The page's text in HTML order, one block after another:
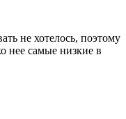
не хотелось, поэтому
нее самые низкие в